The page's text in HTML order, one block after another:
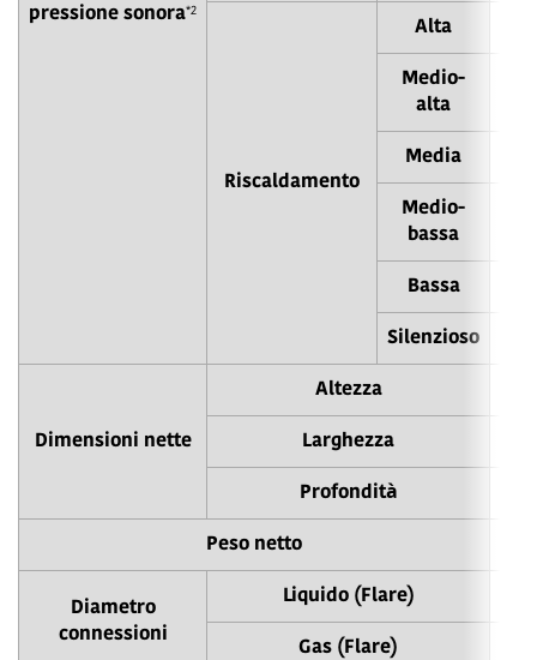
pressione sonora*2
Riscaldamento
Alta
Medio-
alta
Media
Medio-
bassa
Bassa
Silenzioso
Dimensioni nette
Altezza
Larghezza
Profondità
Peso netto
Diametro
connessioni
Liquido (Flare)
Gas (Flare)